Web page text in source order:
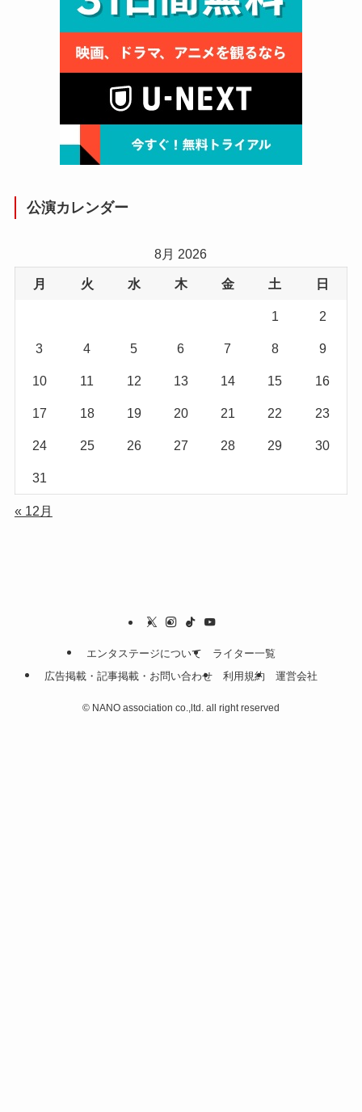
公演カレンダー
8月 2026
月 火 水 木 金 土 日
1 2
3 4 5 6 7 8 9
10 11 12 13 14 15 16
17 18 19 20 21 22 23
24 25 26 27 28 29 30
31
« 12月
エンタステージについて
ライター一覧
広告掲載・記事掲載・お問い合わせ
利用規約 運営会社
© NANO association co.,ltd. all right reserved